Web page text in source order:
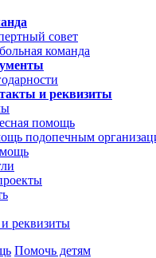
совет
команда
и реквизиты
помощь
подопечным
реквизиты
Помочь детям